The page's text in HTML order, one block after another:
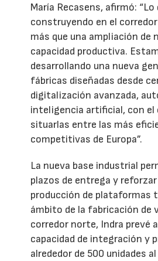
María Recasens, afirmó:
construyendo en el
más que una ampliación de
capacidad productiva.
desarrollando una nueva
fábricas diseñadas desde
digitalización avanzada,
inteligencia artificial, con el
situarlas entre las más
competitivas de Europa”.
La nueva base industrial
plazos de entrega y reforzar
producción de plataformas
ámbito de la fabricación de
corredor norte, Indra prevé
capacidad de integración y
alrededor de 500 unidades